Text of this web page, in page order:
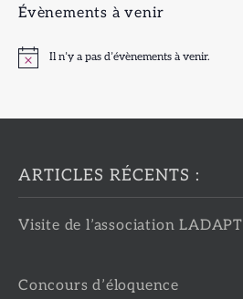
Évènements à venir
NoticeIl n’y a pas d’évènements à venir.
ARTICLES RÉCENTS :
Visite de l’association LADAPT
Concours d’éloquence